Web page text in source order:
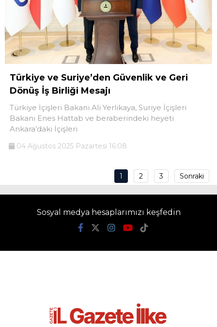
Türkiye ve Suriye’den Güvenlik ve Geri
Dönüş İş Birliği Mesajı
Türkiye İçişleri Bakanı Ali Yerlikaya, Suriye İçişleri
Bakanı Enes Hattab ve beraberindeki heyeti
Ankara’daki İçişleri
04 Ağustos 2025 Pazartesi 16:08
1 2 3 Sonraki
Sosyal medya hesaplarımızı keşfedin